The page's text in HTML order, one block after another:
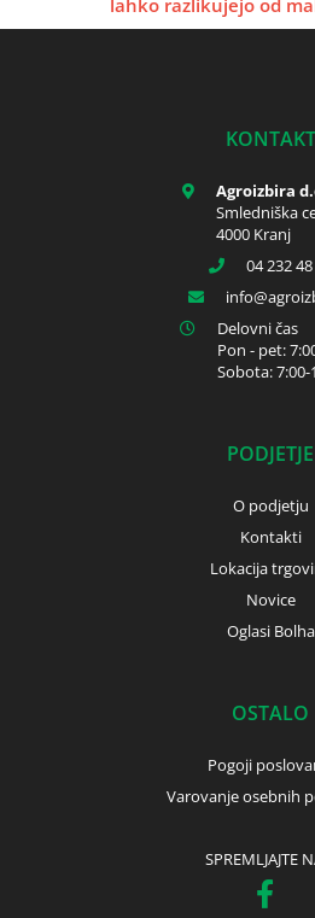
lahko razlikujejo od
KONTAKT
Agroizbira
Smledniška
4000 Kranj
04 232
info
Delovni čas
Pon - pet:
Sobota: 7:00-
PODJETJE
O podjetju
Kontakti
Lokacija
Novice
Oglasi Bolha
OSTALO
Pogoji
Varovanje osebnih
SPREMLJAJTE